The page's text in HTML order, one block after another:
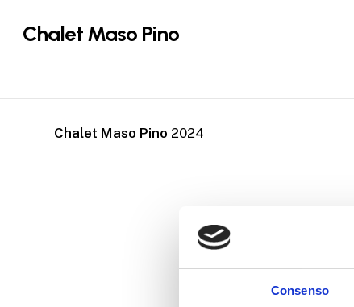
Consenso
Chalet Maso Pino
Chalet Maso Pino 2024